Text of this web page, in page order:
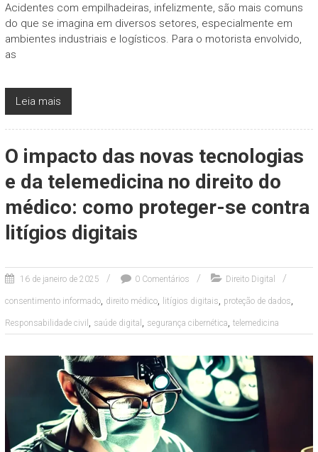
Acidentes com empilhadeiras, infelizmente, são mais comuns
do que se imagina em diversos setores, especialmente em
ambientes industriais e logísticos. Para o motorista envolvido,
as
Leia mais
O impacto das novas tecnologias
e da telemedicina no direito do
médico: como proteger-se contra
litígios digitais
16 de janeiro de 2025 0 Comentários Direito Digital
consentimento informado, direito médico, litígios digitais, proteção de dados,
Responsabilidade civil , saúde digital , segurança cibernética, telemedicina